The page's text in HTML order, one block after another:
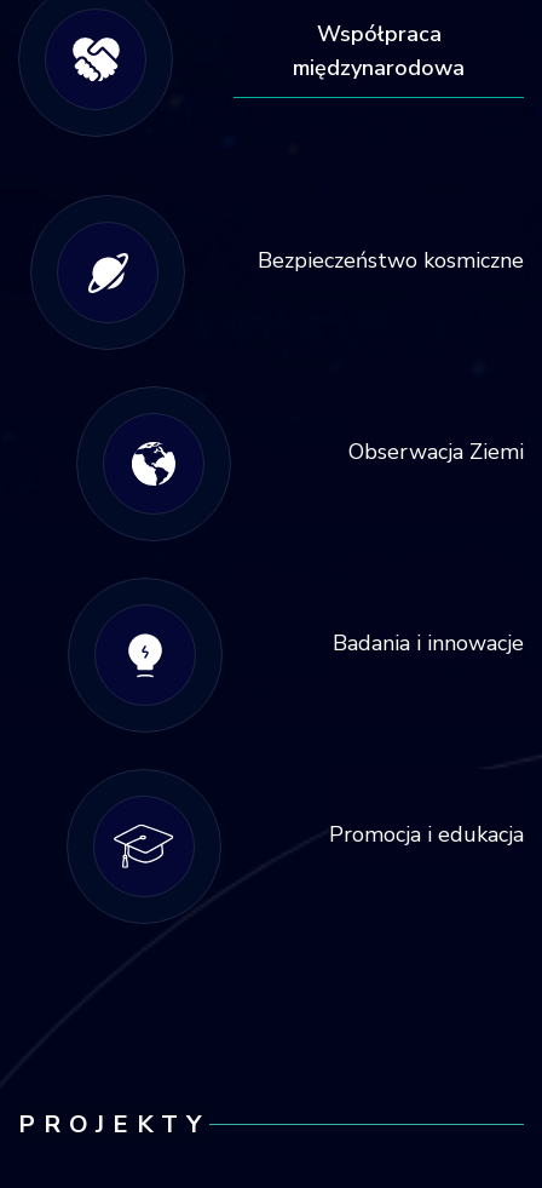
Współpraca
międzynarodowa
Bezpieczeństwo kosmiczne
Obserwacja Ziemi
Badania i innowacje
Promocja i edukacja
PROJEKTY